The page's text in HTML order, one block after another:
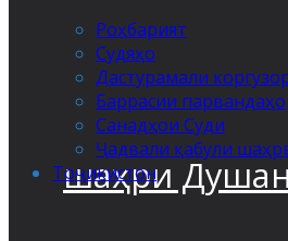
шаҳри
Роҳбарият
Судяҳо
Дастурамали
Баррасии парвандаҳо
Санадҳои Суди
Ҷадвали қабули
Тоҷикистон